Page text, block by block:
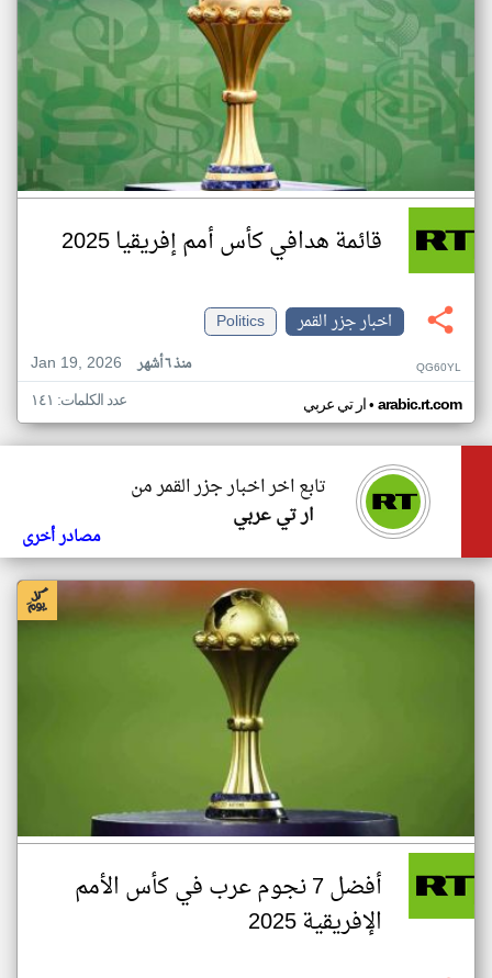
قائمة هدافي كأس أمم إفريقيا 2025
اخبار جزر القمر
Politics
Jan 19, 2026
منذ ٦ أشهر QG60YL
ار تي عربي• arabic.rt.com عدد الكلمات: ١٤١
تابع اخر اخبار جزر القمر من
ار تي عربي
مصادر أخرى
أفضل 7 نجوم عرب في كأس الأمم
الإفريقية 2025